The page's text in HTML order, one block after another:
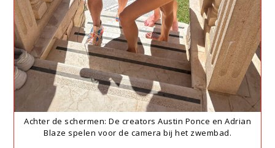
Achter de schermen: De creators Austin Ponce en Adrian
Blaze spelen voor de camera bij het zwembad.